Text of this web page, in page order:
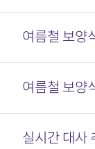
여름철 보양
여름철 보양
실시간 대사